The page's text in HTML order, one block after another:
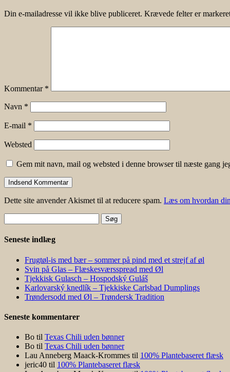
Din e-mailadresse vil ikke blive publiceret. Krævede felter er
Kommentar *
Navn *
E-mail *
Websted
Gem mit navn, mail og websted i denne browser til næste gang
Dette site anvender Akismet til at reducere spam. Læs om hvordan
efter:
Seneste indlæg
Frugtøl-is med bær – sommer på pind med et strejf af øl
Svin på Glas – Flæskesværsspread med Øl
Tjekkisk Gulasch – Hospodský Guláš
Karlovarský knedlík – Tjekkiske Carlsbad Dumplings
Trøndersodd med Øl – Trøndersk Tradition
Seneste kommentarer
Bo til Texas Chili uden bønner
Bo til Texas Chili uden bønner
Lau Anneberg Maack-Krommes til 100% Plantebaseret flæsk
jeric40 til 100% Plantebaseret flæsk